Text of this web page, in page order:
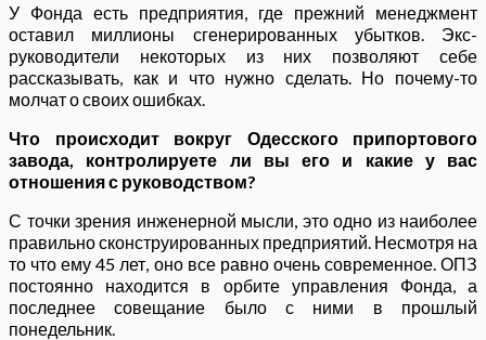
У Фонда есть предприятия, где прежний менеджмент
оставил миллионы сгенерированных убытков. Экс-
руководители некоторых из них позволяют себе
рассказывать, как и что нужно сделать. Но почему-то
молчат о своих ошибках.
Что происходит вокруг Одесского припортового
завода, контролируете ли вы его и какие у вас
отношения с руководством?
С точки зрения инженерной мысли, это одно из наиболее
правильно сконструированных предприятий. Несмотря на
то что ему 45 лет, оно все равно очень современное. ОПЗ
постоянно находится в орбите управления Фонда, а
последнее совещание было с ними в прошлый
понедельник.